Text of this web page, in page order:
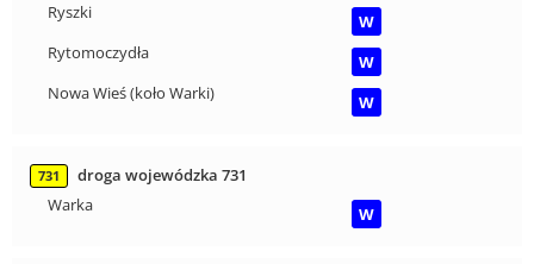
Ryszki
W
Rytomoczydła
W
Nowa Wieś (koło Warki)
W
731
droga wojewódzka 731
Warka
W